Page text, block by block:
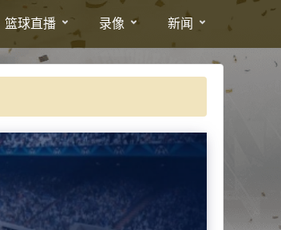
篮球直播 录像 新闻